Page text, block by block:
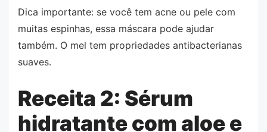
Dica importante: se você tem acne ou pele com
muitas espinhas, essa máscara pode ajudar
também. O mel tem propriedades antibacterianas
suaves.
Receita 2: Sérum
hidratante com aloe e